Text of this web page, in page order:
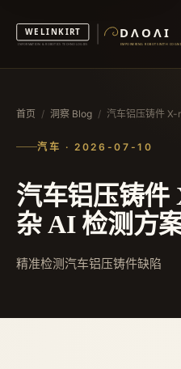
首页 / 洞察 Blog / 汽车铝压铸件
汽车 · 2026-07-10
汽车铝压铸件
杂 AI 检测方
精准检测汽车铝压铸件缺陷